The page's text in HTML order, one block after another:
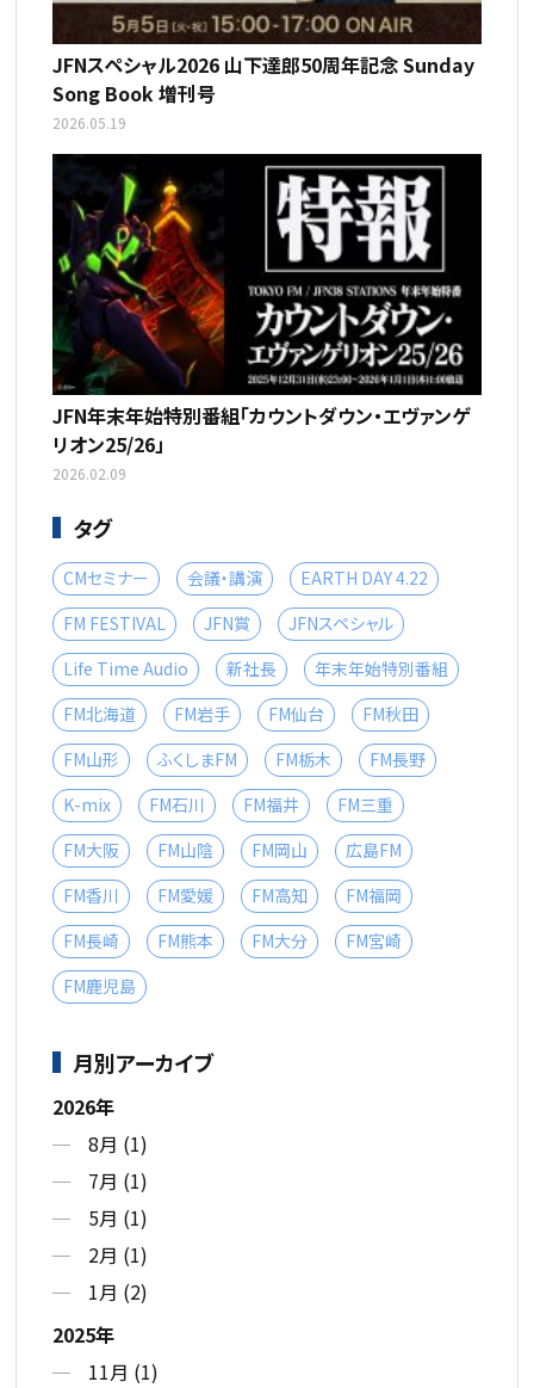
JFNスペシャル2026 山下達郎50周年記念 Sunday
Song Book 増刊号
2026.05.19
JFN年末年始特別番組「カウントダウン・エヴァンゲ
リオン25/26」
2026.02.09
タグ
CMセミナー 会議・講演
EARTH DAY 4.22
FM FESTIVAL
JFN賞
JFNスペシャル
Life Time Audio
新社長
年末年始特別番組
FM北海道
FM岩手 FM仙台
FM秋田
FM山形
ふくしまFM FM栃木
FM長野
K-mix
FM石川 FM福井
FM三重
FM大阪
FM山陰 FM岡山
広島FM
FM香川
FM愛媛 FM高知
FM福岡
FM長崎
FM熊本 FM大分
FM宮崎
FM鹿児島
月別アーカイブ
2026年
8月 (1)
7月 (1)
5月 (1)
2月 (1)
1月 (2)
2025年
11月 (1)